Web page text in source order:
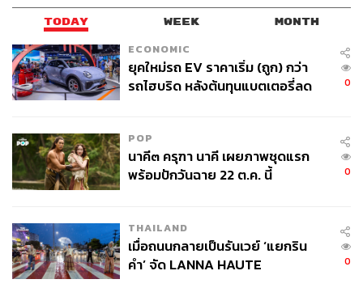
เริ่มมีความชัดที่ชัดเจนขนาดนี้ตั้งแต่เมื่อไร
TODAY WEEK MONTH
ECONOMIC
ยุคใหม่รถ EV ราคาเริ่ม (ถูก) กว่า
รถไฮบริด หลังต้นทุนแบตเตอรี่ลด
0
POP
นาคี๓ ครุฑา นาคี เผยภาพชุดแรก
พร้อมปักวันฉาย 22 ต.ค. นี้
0
THAILAND
เมื่อถนนกลายเป็นรันเวย์ ‘แยกริน
คำ’ จัด LANNA HAUTE
0